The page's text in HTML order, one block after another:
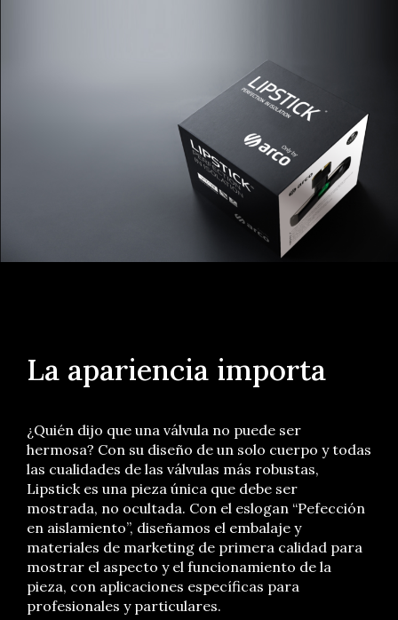
La apariencia importa
¿Quién dijo que una válvula no puede ser
hermosa? Con su diseño de un solo cuerpo y todas
las cualidades de las válvulas más robustas,
Lipstick es una pieza única que debe ser
mostrada, no ocultada. Con el eslogan “Pefección
en aislamiento”, diseñamos el embalaje y
materiales de marketing de primera calidad para
mostrar el aspecto y el funcionamiento de la
pieza, con aplicaciones específicas para
profesionales y particulares.